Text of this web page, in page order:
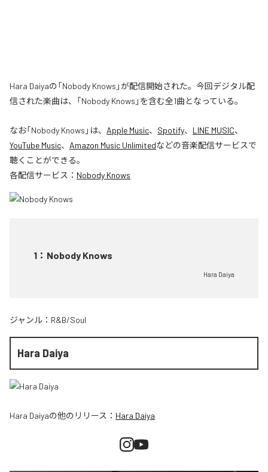
Hara Daiyaの「Nobody Knows」が配信開始された。今回デジタル配
信された楽曲は、「Nobody Knows」を含む全1曲となっている。
なお「Nobody Knows 」は、 Apple Music、 Spotify、 LINE MUSIC、
YouTube Music、 Amazon Music Unlimitedなどの音楽配信サービスで
聴くことができる。
各配信サービス： Nobody Knows
1 ： Nobody Knows
Hara Daiya
ジャンル： R&B/Soul
Hara Daiya
Hara Daiyaの他のリリース： Hara Daiya